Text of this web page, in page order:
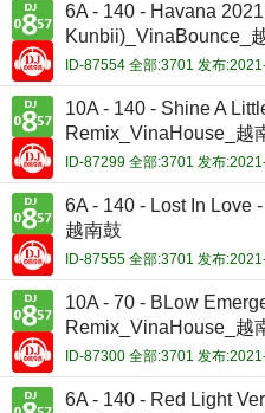
6A - 140 - Havana
Kunbii)_VinaBounce_
ID-87554 全部:3701 发布
10A - 140 - Shine A
Remix_VinaHouse_越
ID-87299 全部:3701 发布
6A - 140 - Lost In Love
越南鼓
ID-87555 全部:3701 发布
10A - 70 - BLow
Remix_VinaHouse_越
ID-87300 全部:3701 发布
6A - 140 - Red Light